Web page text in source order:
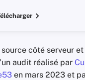
source côté serveur
audit réalisé par
en mars 2023 et